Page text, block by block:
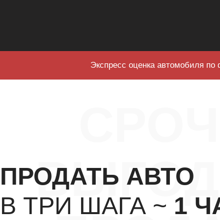
Экспресс оценка автомобиля
ПРОДАТЬ АВТО
В ТРИ ШАГА ~ 1